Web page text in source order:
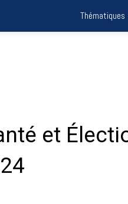
Thématiques
et